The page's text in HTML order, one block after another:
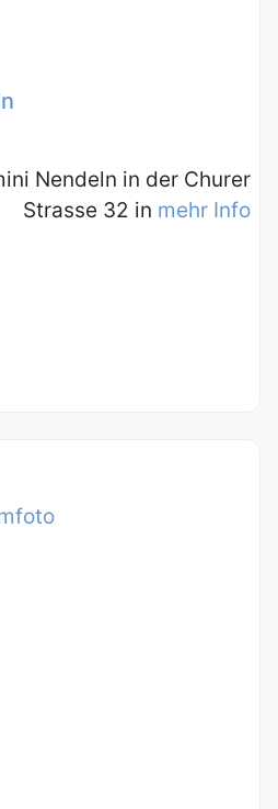
Nendeln in der Churer
Strasse 32 in mehr Info